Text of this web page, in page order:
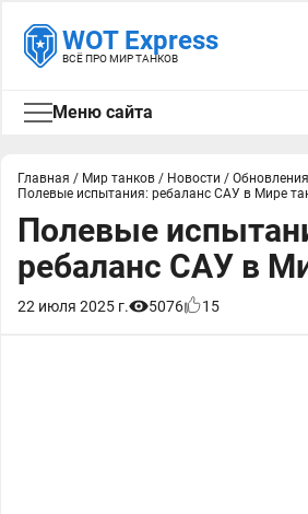
WOT Express
ВСЁ ПРО МИР ТАНКОВ
Меню сайта
Главная / Мир танков / Новости / Обновления
Полевые испытания: ребаланс САУ в Мире
Полевые
ребаланс САУ в
22 июля 2025 г. 5076 15